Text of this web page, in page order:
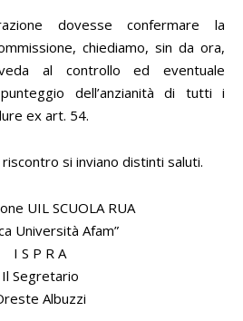
dovesse confermare la
chiediamo, sin da ora,
al controllo ed eventuale
dell’anzianità di tutti i
ex art. 54.
si inviano distinti saluti.
UIL SCUOLA RUA
Università Afam”
I S P R A
Il Segretario
Albuzzi